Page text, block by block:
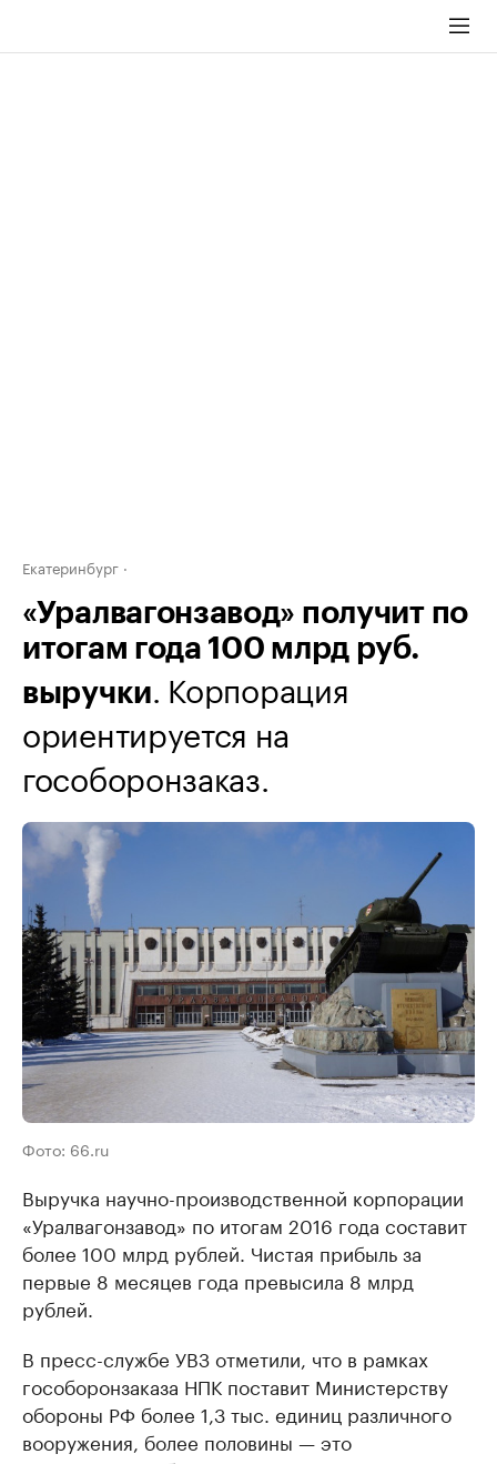
Екатеринбург
«Уралвагонзавод» получит по
итогам года 100 млрд руб.
выручки. Корпорация
ориентируется на
гособоронзаказ.
Фото: 66.ru
Выручка научно-производственной корпорации
«Уралвагонзавод» по итогам 2016 года составит
более 100 млрд рублей. Чистая прибыль за
первые 8 месяцев года превысила 8 млрд
рублей.
В пресс-службе УВЗ отметили, что в рамках
гособоронзаказа НПК поставит Министерству
обороны РФ более 1,3 тыс. единиц различного
вооружения, более половины — это